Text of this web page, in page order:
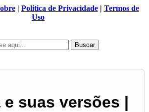
| Politica de Privacidade| Termos de
Uso
Buscar
suas versões |